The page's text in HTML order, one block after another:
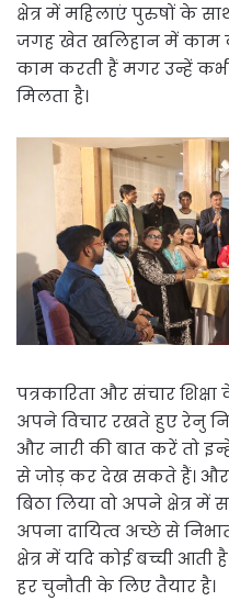
क्षेत्र में महिलाएं पुरुषों के
जगह खेत खलिहान में काम
काम करती हैं मगर उन्हें
मिलता है।
पत्रकारिता और संचार
अपने विचार रखते हुए रेनु
और नारी की बात करें तो
से जोड़ कर देख सकते हैं। और
बिठा लिया वो अपने क्षेत्र
अपना दायित्व अच्छे से
क्षेत्र में यदि कोई बच्ची
हर चुनौती के लिए तैयार है।